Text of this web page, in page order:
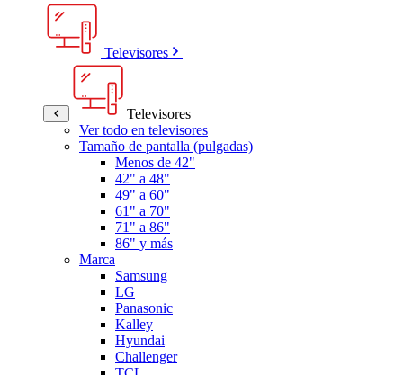
Televisores
Televisores
Ver todo en televisores
Tamaño de pantalla (pulgadas)
Menos de 42"
42" a 48"
49" a 60"
61" a 70"
71" a 86"
86" y más
Marca
Samsung
LG
Panasonic
Kalley
Hyundai
Challenger